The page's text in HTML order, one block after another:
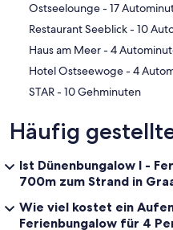
‪Ostseelounge - ‬17
‪Restaurant
‪Haus am Meer - ‬4
‪Hotel
‪STAR - ‬10 Gehminuten
Häufig
Ist Dünenbungalow I -
700m zum Strand in
Wie viel kostet ein
Ferienbungalow für 4